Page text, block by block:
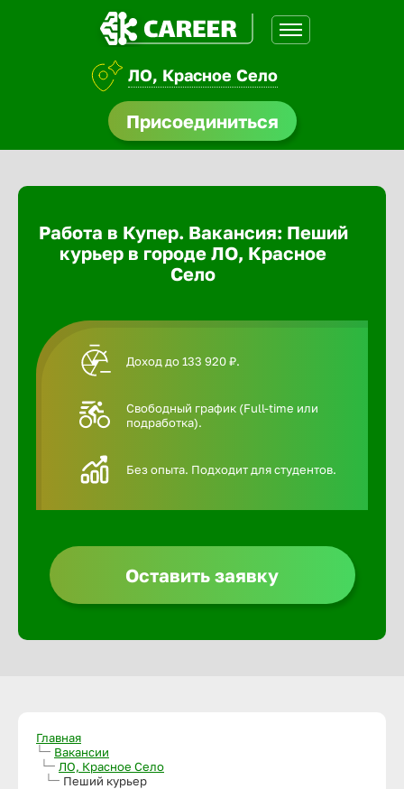
ЛО, Красное Село
Присоединиться
Абакан
Аксай
Анадырь
Анапа
Работа в Купер. Вакансия: Пеший
курьер в городе ЛО, Красное
Село
Доход до 133 920 ₽.
Свободный график (Full-time или
подработка).
Без опыта. Подходит для студентов.
Оставить заявку
Главная
Вакансии
ЛО, Красное Село
Пеший курьер